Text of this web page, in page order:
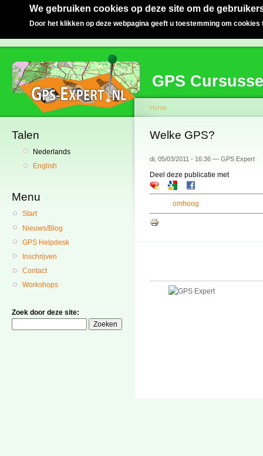
We gebruiken cookies op deze site om de
Door het klikken op deze webpagina geeft u toestemming om cookies
GPS
Talen
Nederlands
English
Menu
Start
Nieuws/Blog
GPS Helpdesk
Inschrijven
Contact
Workshops
Zoek door deze site:
Home
Welke GPS?
di, 05/03/2011 - 16:36 — GPS Expert
Deel deze publicatie met
omhoog